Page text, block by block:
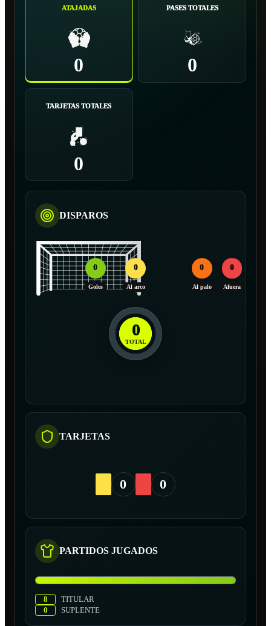
ATAJADAS
0
PASES TOTALES
0
TARJETAS TOTALES
0
DISPAROS
0
Goles
0
Al arco
0
Al palo
0
Afuera
0
TOTAL
TARJETAS
0 0
PARTIDOS JUGADOS
8
TITULAR
0
SUPLENTE